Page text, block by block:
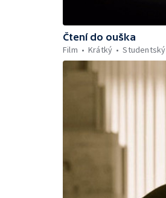
Čtení do ouška
Film
Krátký Studentský